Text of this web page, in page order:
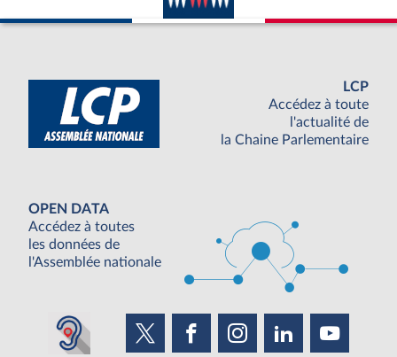
LCP
Accédez à toute
l'actualité de
la Chaine Parlementaire
OPEN DATA
Accédez à toutes
les données de
l'Assemblée nationale